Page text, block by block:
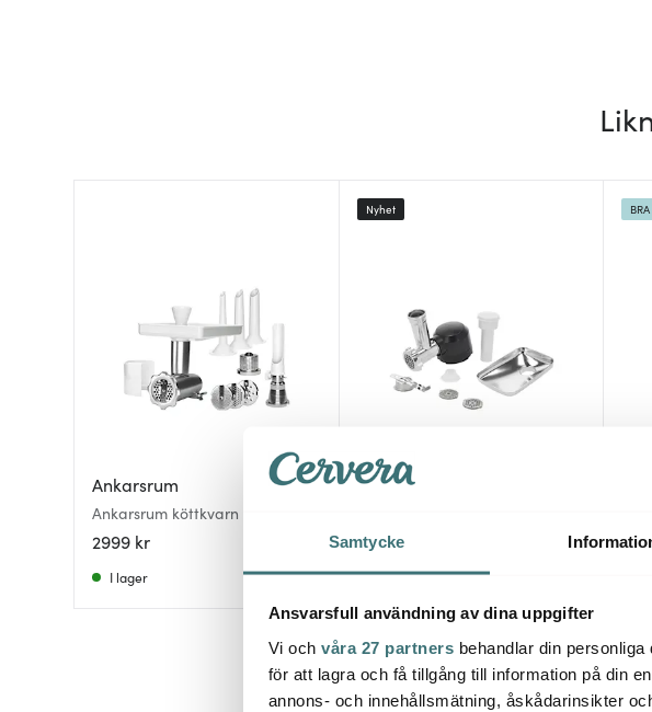
Samtycke
Ansvarsfull användning av dina uppgifter
Vi och våra 27 partners behandlar din
för att lagra och få tillgång till information på din
annons- och innehållsmätning, åskådarinsikter
Ankarsrum
Ankarsrum köttkvarn komplett
set
2999 kr
I lager
Blomsterberg
1699 kr
Nyhet
Få i lager
521